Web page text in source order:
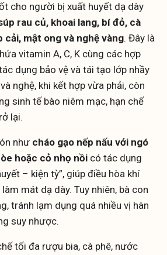
cho người bị xuất huyết dạ dày
rau củ, khoai lang, bí đỏ, cà
mật ong và nghệ vàng. Đây là
vitamin A, C, K cùng các hợp
dụng bảo vệ và tái tạo lớp nhầy
nghệ, khi kết hợp vừa phải, còn
sinh tế bào niêm mạc, hạn chế
lại.
như cháo gạo nếp nấu với ngó
hoặc cỏ nhọ nồi có tác dụng
– kiện tỳ”, giúp điều hòa khí
mát dạ dày. Tuy nhiên, bà con
tránh lạm dụng quá nhiều vị hàn
suy nhược.
tối đa rượu bia, cà phê, nước